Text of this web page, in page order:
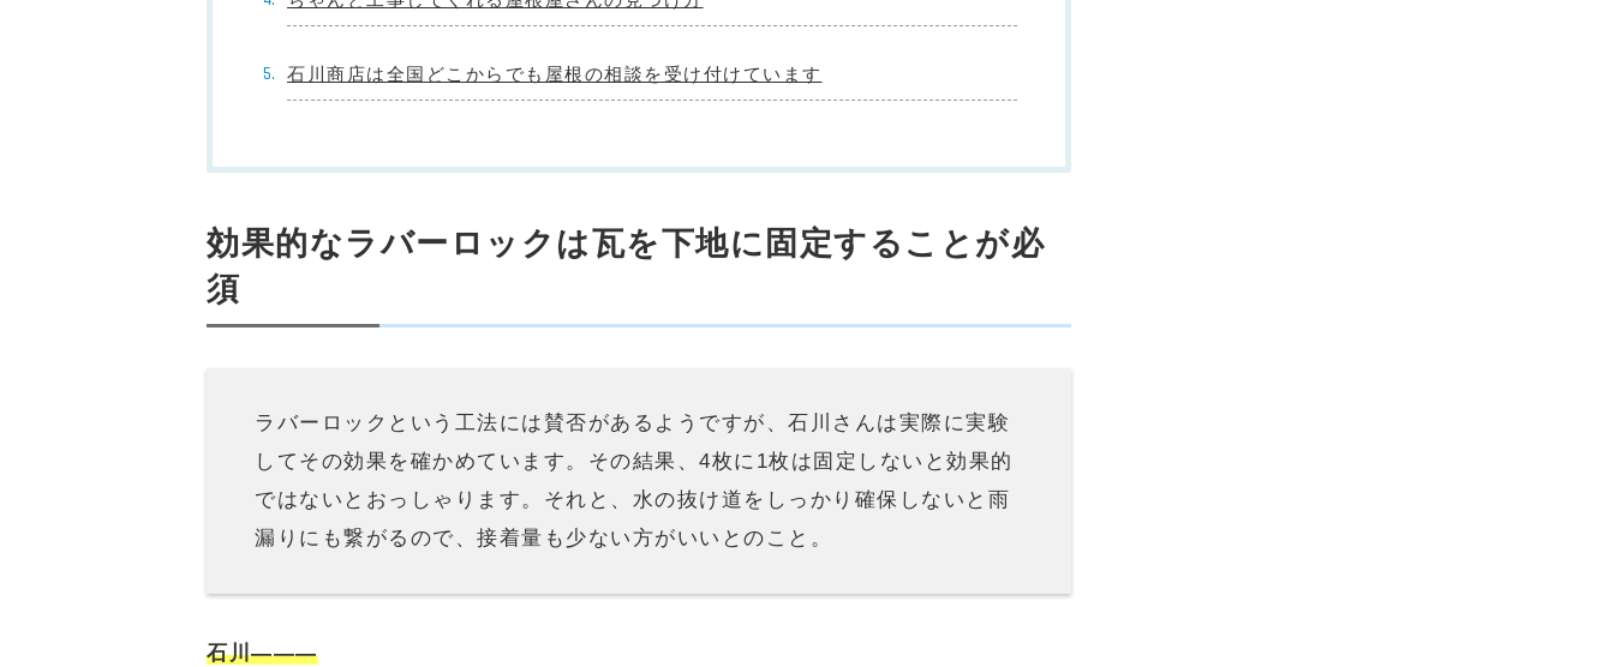
石川商店は全国どこからでも屋根の相談を受け付けています
効果的なラバーロックは瓦を下地に固定することが必
須
ラバーロックという工法には賛否があるようですが、石川さんは実際に実験
してその効果を確かめています。その結果、 4枚に 1枚は固定しないと効果的
ではないとおっしゃります。それと、水の抜け道をしっかり確保しないと雨
漏りにも繋がるので、接着量も少ない方がいいとのこと。
石川―――